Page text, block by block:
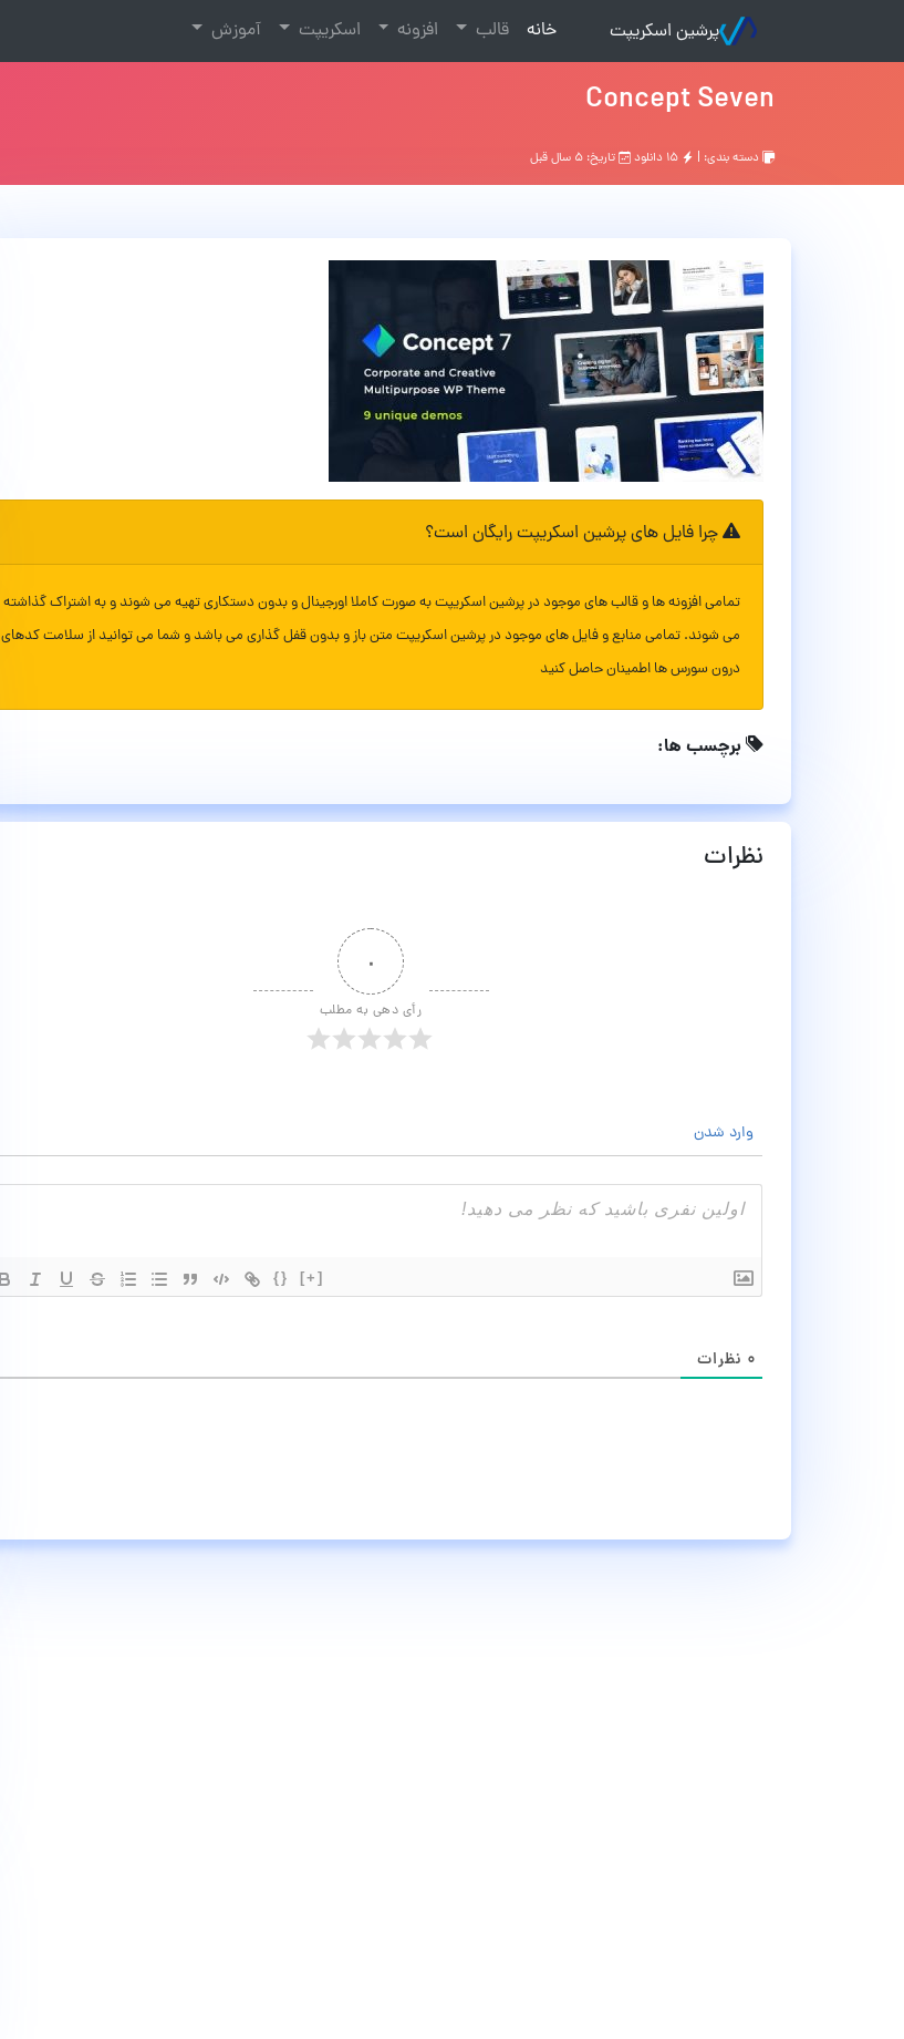
پرشین اسکریپت خانه
(current) قالب افزونه اسکریپت آموزش
Concept Seven
دسته بندی: | تاریخ: ۵ سال قبل
چرا فایل های پرشین اسکریپت رایگان است؟
تمامی افزونه ها و قالب های موجود در پرشین اسکریپت به صورت کاملا اورجینال و بدون دستکاری تهیه می شوند و به اشتراک گذاشته
می شوند. تمامی منابع و فایل های موجود در پرشین اسکریپت متن باز و بدون قفل گذاری می باشد و شما می توانید از سلامت کدهای
درون سورس ها اطمینان حاصل کنید
برچسب ها:
نظرات
۰
رأی دهی به مطلب
وارد شدن
{} [+]
۰ نظرات